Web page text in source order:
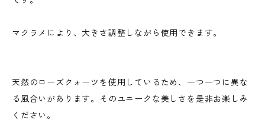
マクラメにより、大きさ調整しながら使用できます。
天然のローズクォーツを使用しているため、一つ一つに異な
る風合いがあります。そのユニークな美しさを是非お楽しみ
ください。